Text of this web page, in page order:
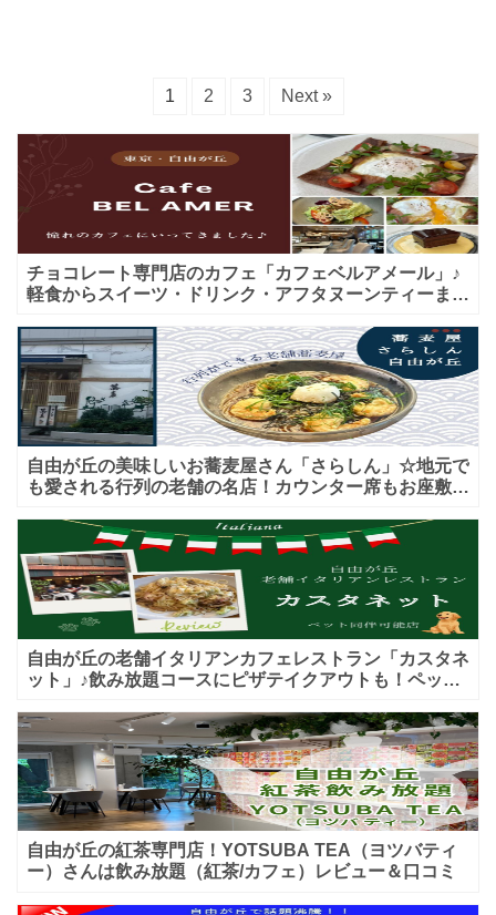
1 2 3 Next »
チョコレート専門店のカフェ「カフェベルアメール」♪
軽食からスイーツ・ドリンク・アフタヌーンティーまで
自由が丘の美味しいお蕎麦屋さん「さらしん」☆地元で
も愛される行列の老舗の名店！カウンター席もお座敷も
自由が丘の老舗イタリアンカフェレストラン「カスタネ
ット」♪飲み放題コースにピザテイクアウトも！ペット
自由が丘の紅茶専門店！YOTSUBA TEA（ヨツバティ
ー）さんは飲み放題（紅茶/カフェ）レビュー＆口コミ